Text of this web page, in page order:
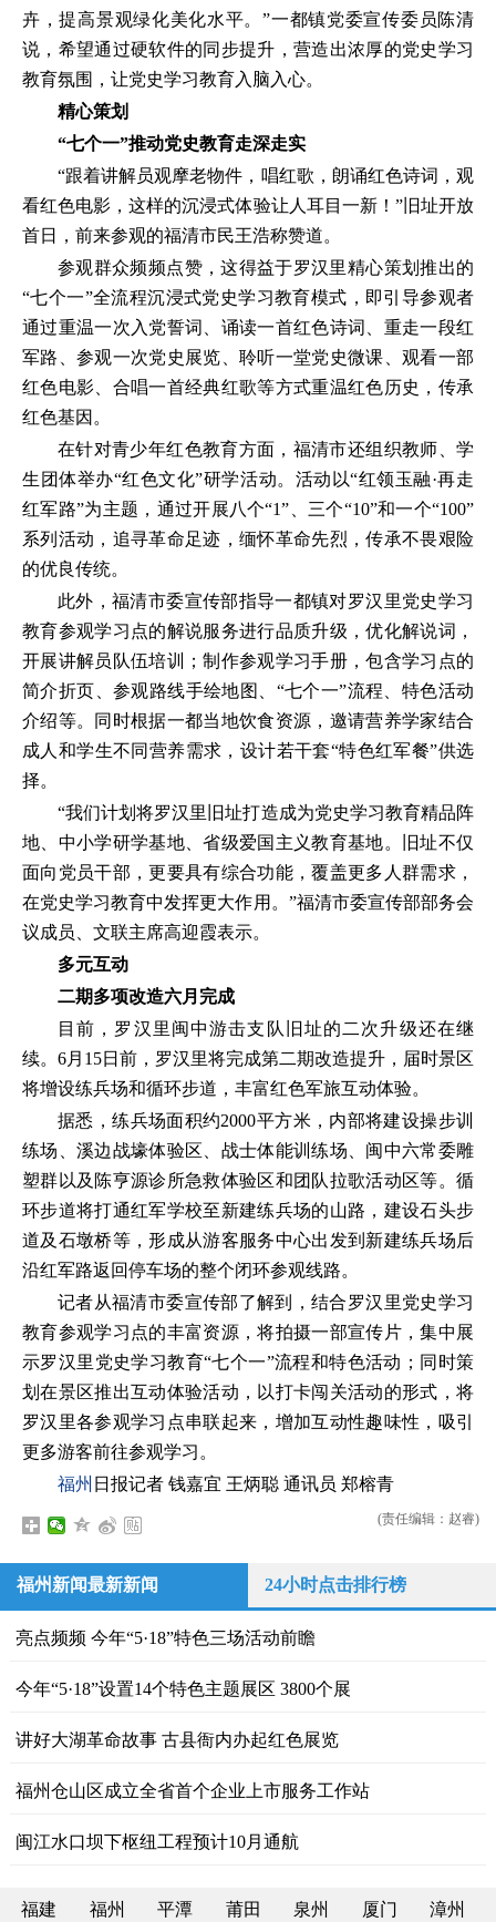
卉，提高景观绿化美化水平。”一都镇党委宣传委员陈清
说，希望通过硬软件的同步提升，营造出浓厚的党史学习
教育氛围，让党史学习教育入脑入心。
精心策划
“七个一”推动党史教育走深走实
“跟着讲解员观摩老物件，唱红歌，朗诵红色诗词，观
看红色电影，这样的沉浸式体验让人耳目一新！”旧址开放
首日，前来参观的福清市民王浩称赞道。
参观群众频频点赞，这得益于罗汉里精心策划推出的
“七个一”全流程沉浸式党史学习教育模式，即引导参观者
通过重温一次入党誓词、诵读一首红色诗词、重走一段红
军路、参观一次党史展览、聆听一堂党史微课、观看一部
红色电影、合唱一首经典红歌等方式重温红色历史，传承
红色基因。
在针对青少年红色教育方面，福清市还组织教师、学
生团体举办“红色文化”研学活动。活动以“红领玉融·再走
红军路”为主题，通过开展八个“1”、三个“10”和一个“100”
系列活动，追寻革命足迹，缅怀革命先烈，传承不畏艰险
的优良传统。
此外，福清市委宣传部指导一都镇对罗汉里党史学习
教育参观学习点的解说服务进行品质升级，优化解说词，
开展讲解员队伍培训；制作参观学习手册，包含学习点的
简介折页、参观路线手绘地图、“七个一”流程、特色活动
介绍等。同时根据一都当地饮食资源，邀请营养学家结合
成人和学生不同营养需求，设计若干套“特色红军餐”供选
择。
“我们计划将罗汉里旧址打造成为党史学习教育精品阵
地、中小学研学基地、省级爱国主义教育基地。旧址不仅
面向党员干部，更要具有综合功能，覆盖更多人群需求，
在党史学习教育中发挥更大作用。”福清市委宣传部部务会
议成员、文联主席高迎霞表示。
多元互动
二期多项改造六月完成
目前，罗汉里闽中游击支队旧址的二次升级还在继
续。6月15日前，罗汉里将完成第二期改造提升，届时景区
将增设练兵场和循环步道，丰富红色军旅互动体验。
据悉，练兵场面积约2000平方米，内部将建设操步训
练场、溪边战壕体验区、战士体能训练场、闽中六常委雕
塑群以及陈亨源诊所急救体验区和团队拉歌活动区等。循
环步道将打通红军学校至新建练兵场的山路，建设石头步
道及石墩桥等，形成从游客服务中心出发到新建练兵场后
沿红军路返回停车场的整个闭环参观线路。
记者从福清市委宣传部了解到，结合罗汉里党史学习
教育参观学习点的丰富资源，将拍摄一部宣传片，集中展
示罗汉里党史学习教育“七个一”流程和特色活动；同时策
划在景区推出互动体验活动，以打卡闯关活动的形式，将
罗汉里各参观学习点串联起来，增加互动性趣味性，吸引
更多游客前往参观学习。
福州 日报记者 钱嘉宜 王炳聪 通讯员 郑榕青
(责任编辑：赵睿)
福州新闻最新新闻 24小时点击排行榜
亮点频频 今年“5·18”特色三场活动前瞻
今年“5·18”设置14个特色主题展区 3800个展
讲好大湖革命故事 古县衙内办起红色展览
福州仓山区成立全省首个企业上市服务工作站
闽江水口坝下枢纽工程预计10月通航
福建 福州 平潭 莆田 泉州 厦门 漳州